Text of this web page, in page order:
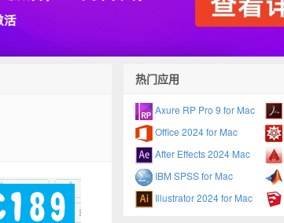
热门应用
Axure RP Pro 9 for Mac
Office 2024 for Mac
After Effects 2024 Mac
IBM SPSS for Mac
Illustrator 2024 for Mac